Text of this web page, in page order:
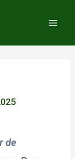
de